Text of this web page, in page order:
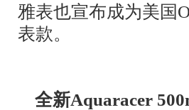
雅表也宣布成为美国
表款。
全新Aquaracer